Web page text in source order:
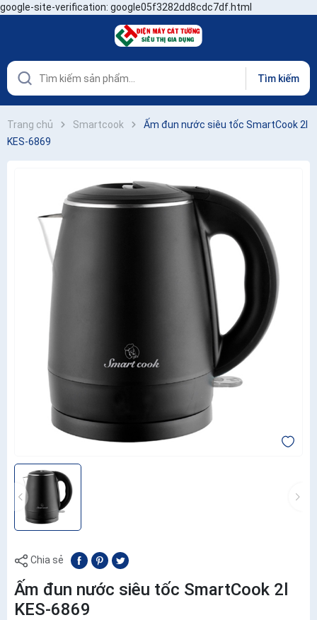
google-site-verification: google05f3282dd8cdc7df.html
Tìm kiếm
Trang chủ Smartcook
Ấm đun nước siêu tốc SmartCook 2l
KES-6869
Chia sẻ
Ấm đun nước siêu tốc SmartCook 2l
KES-6869